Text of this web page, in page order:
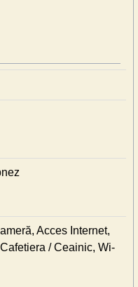
Acces Internet,
/ Ceainic, Wi-